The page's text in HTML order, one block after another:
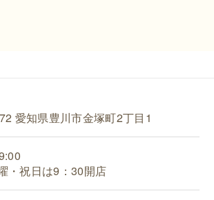
愛知県豊川市金塚町2丁目1
・祝日は9：30開店